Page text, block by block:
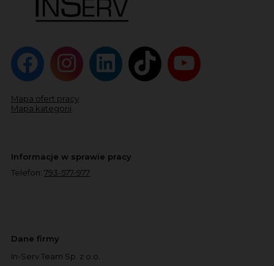
Mapa ofert pracy
Mapa kategorii
Informacje w sprawie pracy
Telefon: 793-577-977
Dane firmy
In-Serv Team Sp. z o.o.